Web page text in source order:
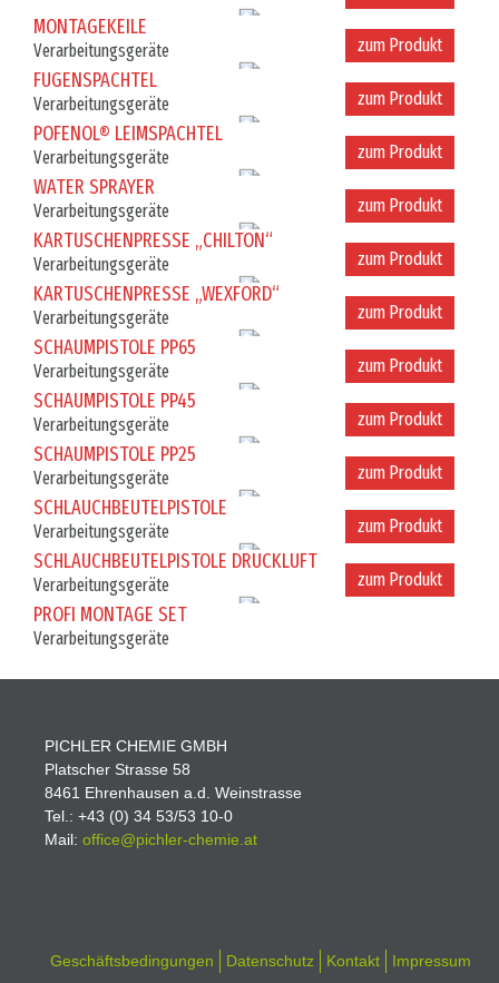
MONTAGEKEILE
Verarbeitungsgeräte
FUGENSPACHTEL
Verarbeitungsgeräte
zum Produkt
POFENOL® LEIMSPACHTEL
Verarbeitungsgeräte
zum Produkt
WATER SPRAYER
Verarbeitungsgeräte
zum Produkt
KARTUSCHENPRESSE „CHILTON“
Verarbeitungsgeräte
zum Produkt
KARTUSCHENPRESSE „WEXFORD“
Verarbeitungsgeräte
zum Produkt
SCHAUMPISTOLE PP65
Verarbeitungsgeräte
zum Produkt
SCHAUMPISTOLE PP45
Verarbeitungsgeräte
zum Produkt
SCHAUMPISTOLE PP25
Verarbeitungsgeräte
zum Produkt
SCHLAUCHBEUTELPISTOLE
Verarbeitungsgeräte
zum Produkt
SCHLAUCHBEUTELPISTOLE DRUCKLUFT
Verarbeitungsgeräte
zum Produkt
PROFI MONTAGE SET
Verarbeitungsgeräte
zum Produkt
PICHLER CHEMIE GMBH
Platscher Strasse 58
8461 Ehrenhausen a.d. Weinstrasse
Tel.: +43 (0) 34 53/53 10-0
Mail: office@pichler-chemie.at
Geschäftsbedingungen Datenschutz Kontakt Impressum